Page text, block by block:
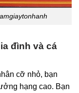
đình và cá
cỡ nhỏ, bạn
hạng cao. Bạn